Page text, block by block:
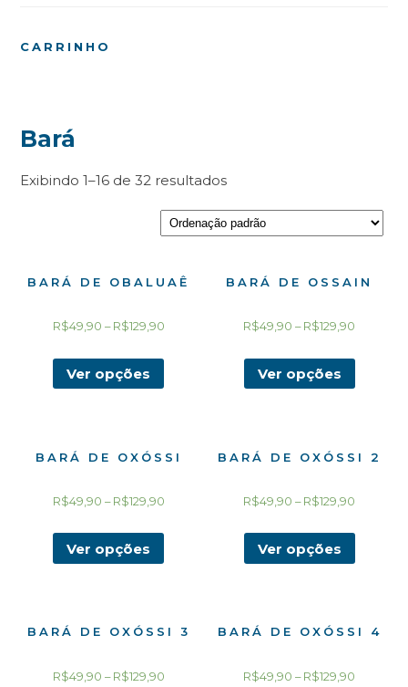
CARRINHO
Bará
Exibindo 1–16 de 32 resultados
BARÁ DE OBALUAÊ
R$49,90 – R$129,90
Ver opções
BARÁ DE OSSAIN
R$49,90 – R$129,90
Ver opções
BARÁ DE OXÓSSI
R$49,90 – R$129,90
Ver opções
BARÁ DE OXÓSSI 2
R$49,90 – R$129,90
Ver opções
BARÁ DE OXÓSSI 3
R$49,90 – R$129,90
BARÁ DE OXÓSSI 4
R$49,90 – R$129,90